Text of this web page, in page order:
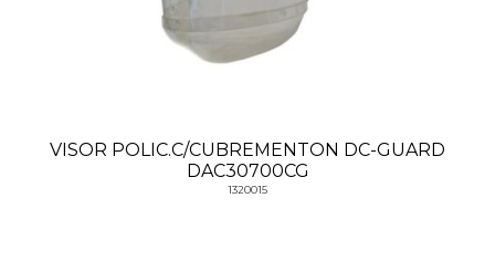
VISOR POLIC.C/CUBREMENTON DC-GUARD
DAC30700CG
1320015